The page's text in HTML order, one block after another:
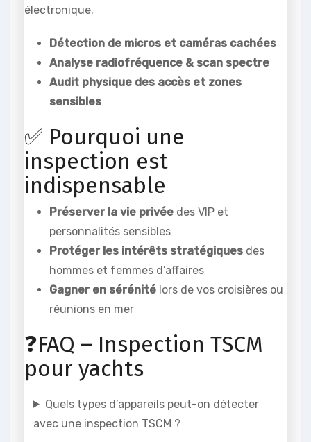
électronique.
Détection de micros et caméras cachées
Analyse radiofréquence & scan spectre
Audit physique des accès et zones
sensibles
✅ Pourquoi une
inspection est
indispensable
Préserver la vie privée des VIP et
personnalités sensibles
Protéger les intérêts stratégiques des
hommes et femmes d’affaires
Gagner en sérénité lors de vos croisières ou
réunions en mer
❓FAQ – Inspection TSCM
pour yachts
Quels types d’appareils peut-on détecter
avec une inspection TSCM ?